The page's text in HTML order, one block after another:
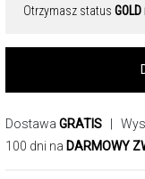
Otrzymasz status
Dostawa GRATIS |
100 dni na DARMOWY